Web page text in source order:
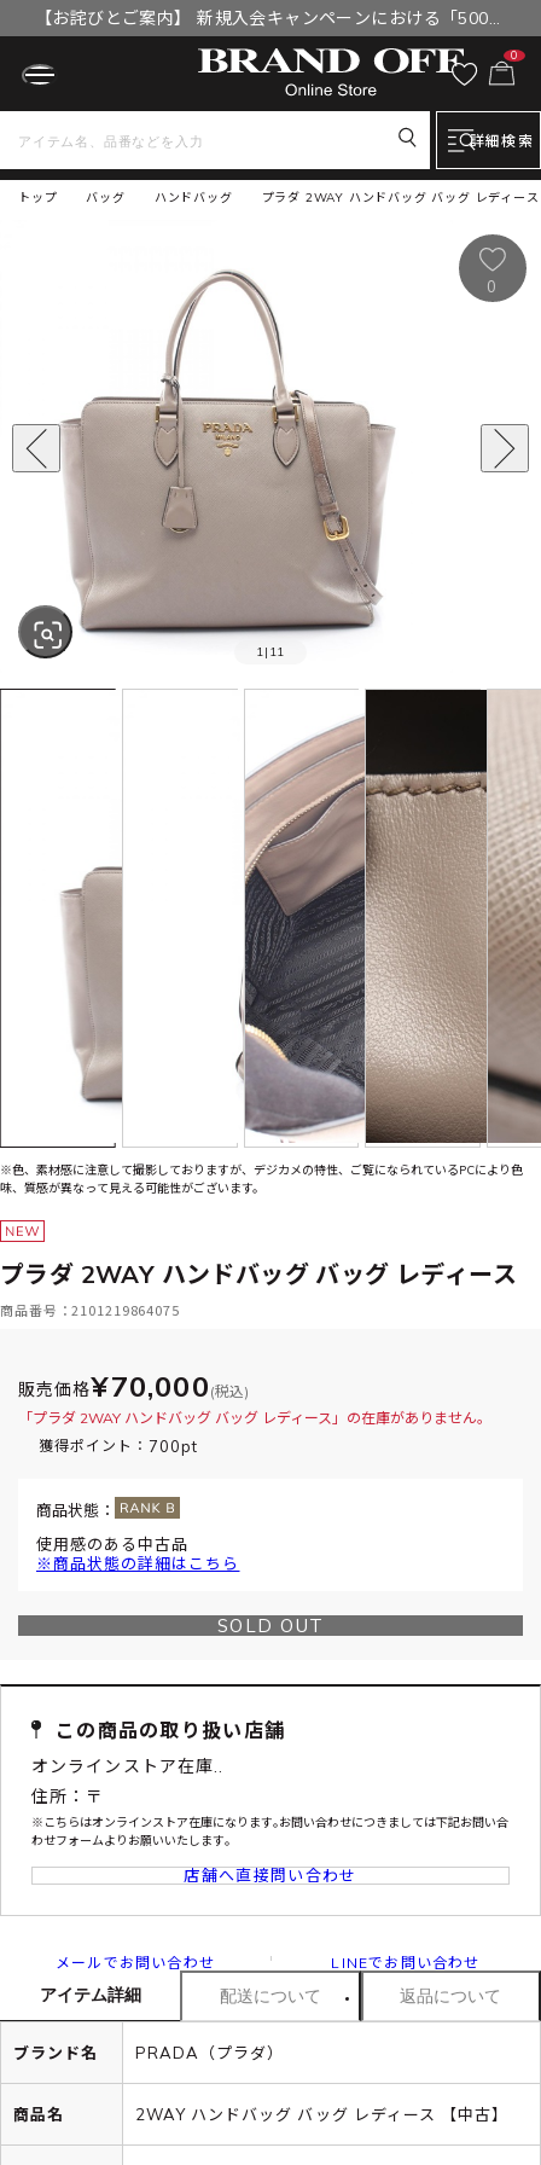
【お詫びとご案内】 新規入会キャンペーンにおける「500円
OFFクーポン」付与漏れと補填について
0
詳細検索
トップ プラダ 2WAY ハンドバッグ バッグ レディース
バッグ ハンドバッグ
SOLD OUT
1 | 11
0
※色、素材感に注意して撮影しておりますが、デジカメの特性、ご覧になられているPCにより色
味、質感が異なって見える可能性がございます。
プラダ 2WAY ハンドバッグ バッグ レディース
商品番号：2101219864075
販売価格¥70,000 (税込)
「プラダ 2WAY ハンドバッグ バッグ レディース」の在庫がありません。
獲得ポイント： 700pt
商品状態：
使用感のある中古品
※商品状態の詳細はこちら
SOLD OUT
この商品の取り扱い店舗
オンラインストア在庫..
住所：〒
※こちらはオンラインストア在庫になります｡お問い合わせにつきましては下記お問い合
わせフォームよりお願いいたします｡
店舗へ直接問い合わせ
メールでお問い合わせ LINEでお問い合わせ
アイテム詳細 配送について 返品について
ブランド名 PRADA（プラダ）
商品名 2WAY ハンドバッグ バッグ レディース 【中古】